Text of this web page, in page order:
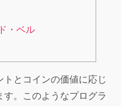
・ベル
とコインの価値に応じ
。このようなプログラ